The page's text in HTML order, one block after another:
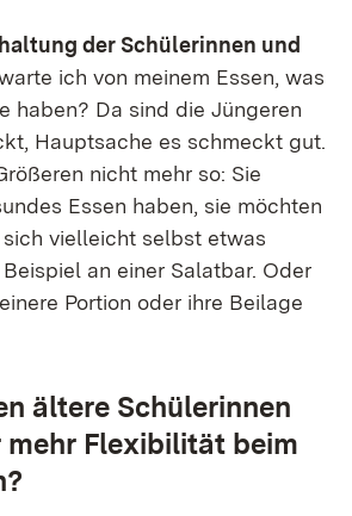
der Schülerinnen und
ich von meinem Essen, was
haben? Da sind die Jüngeren
Hauptsache es schmeckt gut.
nicht mehr so: Sie
Essen haben, sie möchten
vielleicht selbst etwas
an einer Salatbar. Oder
Portion oder ihre Beilage
ältere Schülerinnen
mehr Flexibilität beim